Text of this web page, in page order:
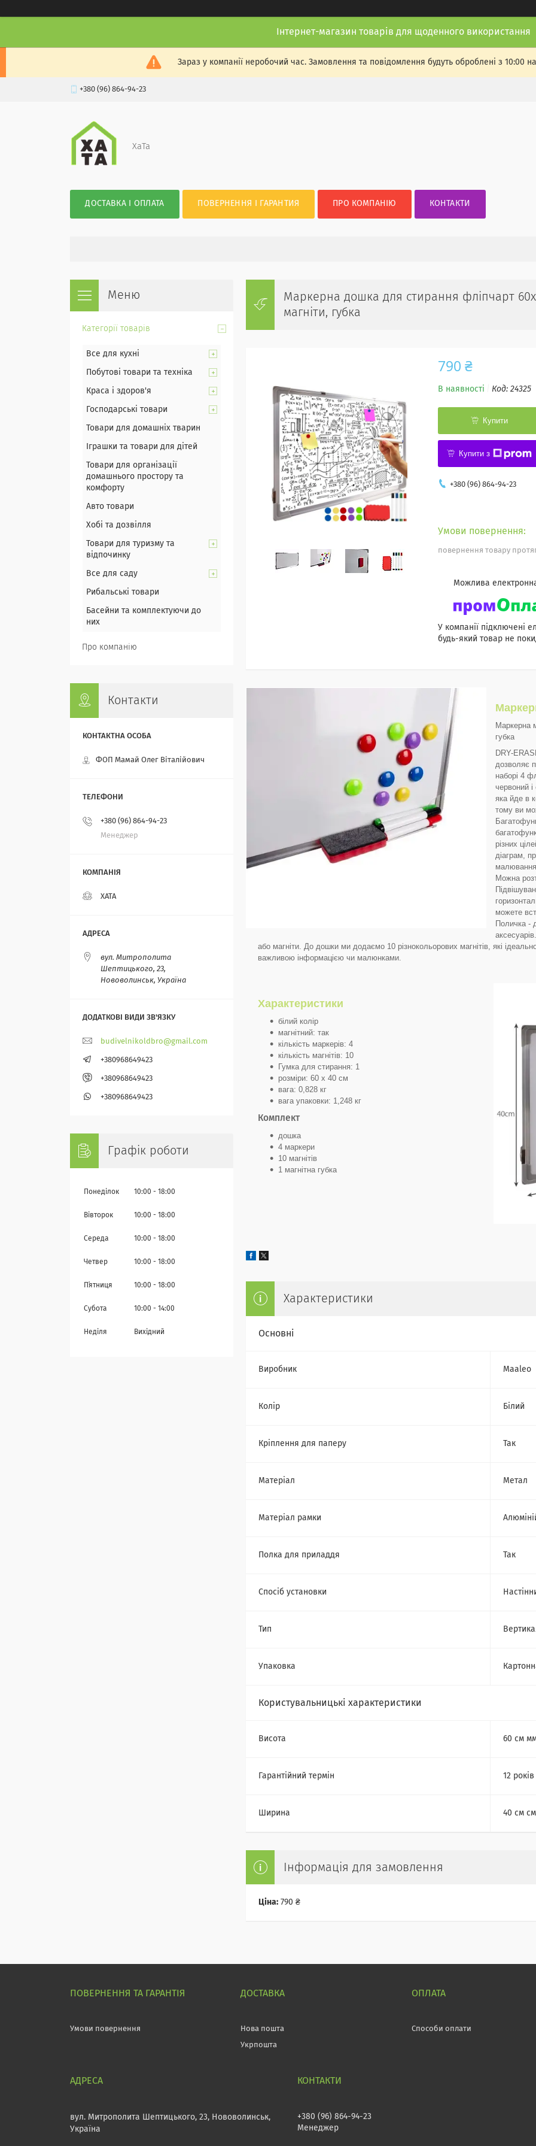
Інтернет-магазин товарів для щоденного використання
Зараз у компанії неробочий час. Замовлення та повідомлення будуть оброблені з 10:00
+380 (96) 864-94-23
XaTa
ДОСТАВКА І ОПЛАТА ПОВЕРНЕННЯ І ГАРАНТИЯ ПРО КОМПАНІЮ КОНТАКТИ
Маркерна дошка для стирання фліпчарт
магніти, губка
790 ₴
В наявності Код: 24325
Купити
Купити з
+380 (96) 864-94-23
повернення товару
У компанії підключені
будь-який товар не
Маркерна
губка
DRY-
дозволяє
наборі 4
червоний
яка йде в
тому ви
різних
діаграм,
Можна
можете
Поличка -
або магніти. До дошки ми додаємо 10 різнокольорових магнітів, які
важливою інформацією чи малюнками.
Характеристики
білий колір
магнітний: так
кількість маркерів: 4
кількість магнітів: 10
Гумка для стирання: 1
розміри: 60 х 40 см
вага: 0,828 кг
вага упаковки: 1,248 кг
Комплект
дошка
4 маркери
10 магнітів
1 магнітна губка
Характеристики
Основні
Виробник Maaleo
Колір Білий
Кріплення для паперу Так
Матеріал Метал
Матеріал рамки
Полка для приладдя Так
Спосіб установки
Тип
Упаковка
Користувальницькі характеристики
Висота 60 см
Гарантійний термін 12
Ширина 40 см см
Інформація для замовлення
Ціна: 790 ₴
Категорії товарів
Все для кухні
Побутові товари та техніка
Краса і здоров'я
Господарські товари
Товари для домашніх тварин
Іграшки та товари для дітей
Товари для організації
домашнього простору та
комфорту
Авто товари
Хобі та дозвілля
Товари для туризму та
відпочинку
Все для саду
Рибальські товари
Басейни та комплектуючи до
них
Про компанію
Контакти
ФОП Мамай Олег Віталійович
+380 (96) 864-94-23
Менеджер
ХАТА
вул. Митрополита
Шептицького, 23,
Нововолинськ, Україна
budivelnikoldbro@gmail.com
+380968649423
+380968649423
+380968649423
Графік роботи
Понеділок 10:00 18:00
Вівторок 10:00 18:00
Середа 10:00 18:00
Четвер 10:00 18:00
Пʼятниця 10:00 18:00
Субота 10:00 14:00
Неділя Вихідний
ПОВЕРНЕННЯ ТА ГАРАНТІЯ
Умови повернення
ДОСТАВКА
Нова пошта
Укрпошта
ОПЛАТА
Способи оплати
вул. Митрополита Шептицького, 23, Нововолинськ,
Україна
+380 (96) 864-94-23
Менеджер